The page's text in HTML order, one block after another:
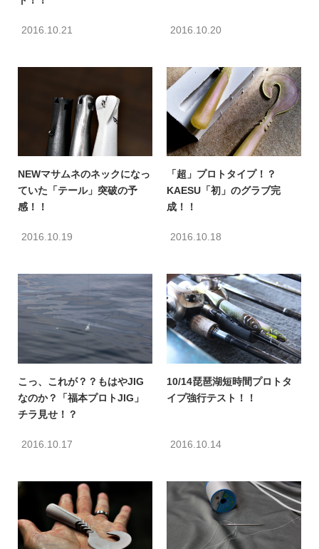
2016.10.21 2016.10.20
NEWマサムネのネックになっ
ていた「テール」突破の予
感！！
2016.10.19
「超」プロトタイプ！？
KAESU「初」のグラブ完
成！！
2016.10.18
こっ、これが？？もはやJIG
なのか？「福本プロトJIG」
チラ見せ！？
2016.10.17
10/14琵琶湖短時間プロトタ
イプ強行テスト！！
2016.10.14